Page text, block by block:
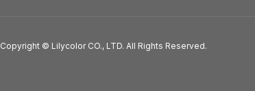
Copyright © Lilycolor CO., LTD. All Rights Reserved.